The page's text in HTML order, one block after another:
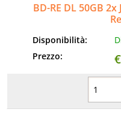
BD-RE DL 50GB 2x
Disponibilità:
Prezzo:
€